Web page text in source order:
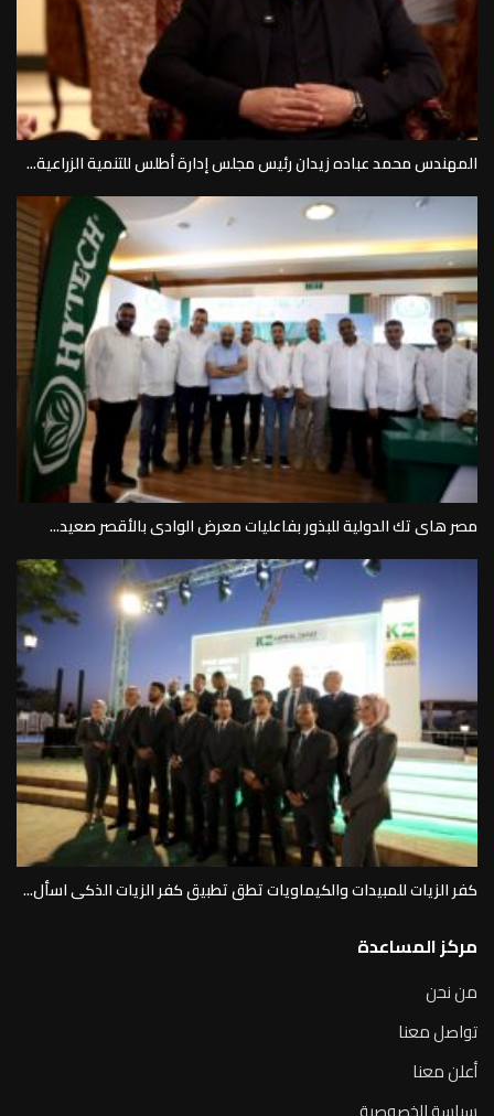
المهندس محمد عباده زيدان رئيس مجلس إدارة أطلس للتنمية الزراعية...
مصر هاى تك الدولية للبذور بفاعليات معرض الوادى بالأقصر صعيد...
كفر الزيات للمبيدات والكيماويات تطق تطبيق كفر الزيات الذكى اسأل...
مركز المساعدة
من نحن
تواصل معنا
أعلن معنا